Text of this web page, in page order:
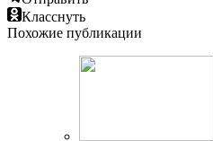
Класснуть
Похожие публикации